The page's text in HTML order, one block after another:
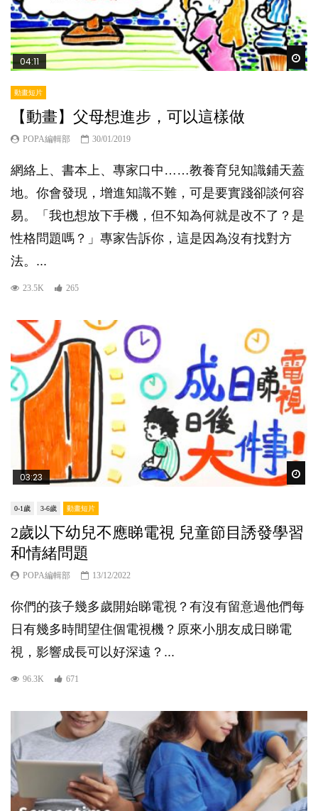
04:11
動畫短片
【動畫】父母想進步，可以這樣做
POPA編輯部 30/01/2019
網絡上、書本上、專家口中……教養育兒知識鋪天蓋
地。你會發現，增進知識不難，可是要實踐卻談何容
易。「我也想放下手機，但不知為何就是改不了？是
性格問題嗎？」專家告訴你，這是因為沒有找對方
法。...
23.5K 265
03:23
0-1歲 3-6歲 動畫短片
2歲以下幼兒不應睇電視 兒童節目誘發學習
和情緒問題
POPA編輯部 13/12/2022
你們的孩子幾多歲開始睇電視？有沒有留意過他們每
日有幾多時間望住個電視機？原來小朋友成日睇電
視，影響成長可以好深遠？...
96.3K 671